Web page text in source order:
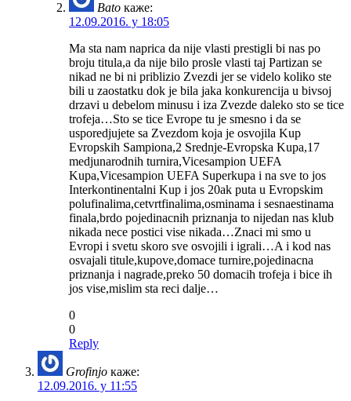
Bato каже:
12.09.2016. у 18:05
Ma sta nam naprica da nije vlasti prestigli bi nas po
broju titula,a da nije bilo prosle vlasti taj Partizan se
nikad ne bi ni priblizio Zvezdi jer se videlo koliko ste
bili u zaostatku dok je bila jaka konkurencija u bivsoj
drzavi u debelom minusu i iza Zvezde daleko sto se tice
trofeja…Sto se tice Evrope tu je smesno i da se
usporedjujete sa Zvezdom koja je osvojila Kup
Evropskih Sampiona,2 Srednje-Evropska Kupa,17
medjunarodnih turnira,Vicesampion UEFA
Kupa,Vicesampion UEFA Superkupa i na sve to jos
Interkontinentalni Kup i jos 20ak puta u Evropskim
polufinalima,cetvrtfinalima,osminama i sesnaestinama
finala,brdo pojedinacnih priznanja to nijedan nas klub
nikada nece postici vise nikada…Znaci mi smo u
Evropi i svetu skoro sve osvojili i igrali…A i kod nas
osvajali titule,kupove,domace turnire,pojedinacna
priznanja i nagrade,preko 50 domacih trofeja i bice ih
jos vise,mislim sta reci dalje…
0
0
Reply
Grofinjo каже:
12.09.2016. у 11:55